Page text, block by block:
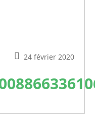
24 février 2020